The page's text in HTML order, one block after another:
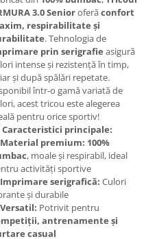
3.0 Senioroferăconfort
respirabilitate și
. Tehnologia de
prin serigrafie asigură
intense și rezistență în timp,
și după spălări repetate.
într-o gamă variată de
acest tricou este alegerea
pentru orice sportiv!
Caracteristici principale:
Material premium: 100%
, moale și respirabil, ideal
activități sportive
Imprimare serigrafică: Culori
și durabile
Versatil: Potrivit pentru
antrenamente și
casual